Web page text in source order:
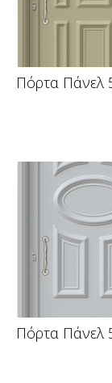
Πόρτα Πάνελ
Πόρτα Πάνελ